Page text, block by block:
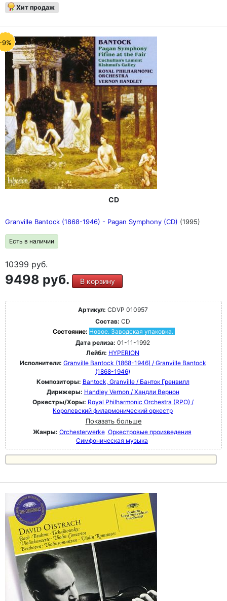
Хит продаж
9%
CD
Granville Bantock (1868-1946) - Pagan Symphony (CD) (1995)
Есть в наличии
10399руб.
9498 руб. В корзину
Артикул: CDVP 010957
Состав: CD
Состояние: Новое. Заводская упаковка.
Дата релиза: 01-11-1992
Лейбл: HYPERION
Исполнители: Granville Bantock (1868-1946) / Granville Bantock
(1868-1946)
Композиторы: Bantock, Granville / Банток Гренвилл
Дирижеры: Handley Vernon / Хандли Вернон
Оркестры/Хоры: Royal Philharmonic Orchestra (RPO) /
Королевский филармонический оркестр
Показать больше
Жанры: Orchesterwerke Оркестровые произведения
Симфоническая музыка